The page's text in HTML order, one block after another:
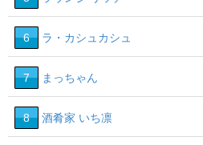
6 ラ・カシュカシュ
7 まっちゃん
8 酒肴家 いち凛